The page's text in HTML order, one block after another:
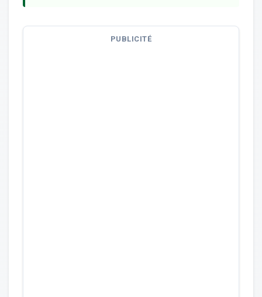
PUBLICITÉ